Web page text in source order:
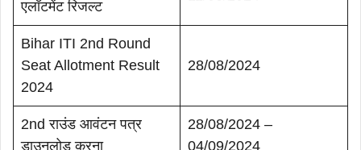
एलॉटमेंट रिजल्ट
Bihar ITI 2nd Round
Seat Allotment Result
2024
28/08/2024
2nd राउंड आवंटन पत्र
डाउनलोड करना
28/08/2024 –
04/09/2024